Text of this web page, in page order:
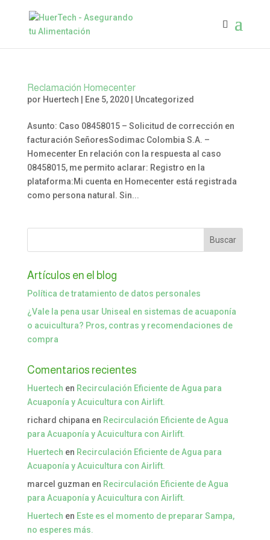
Reclamación Homecenter
por Huertech Ene 5, 2020| Uncategorized
Asunto: Caso 08458015 – Solicitud de corrección en
facturación SeñoresSodimac Colombia S.A. –
Homecenter En relación con la respuesta al caso
08458015, me permito aclarar: Registro en la
plataforma:Mi cuenta en Homecenter está registrada
como persona natural. Sin...
Artículos en el blog
Política de tratamiento de datos personales
¿Vale la pena usar Uniseal en sistemas de acuaponía
o acuicultura? Pros, contras y recomendaciones de
compra
Comentarios recientes
Huertech en Recirculación Eficiente de Agua para
Acuaponía y Acuicultura con Airlift.
richard chipana en Recirculación Eficiente de Agua
para Acuaponía y Acuicultura con Airlift.
Huertech en Recirculación Eficiente de Agua para
Acuaponía y Acuicultura con Airlift.
marcel guzman en Recirculación Eficiente de Agua
para Acuaponía y Acuicultura con Airlift.
Huertech en Este es el momento de preparar Sampa,
no esperes más.